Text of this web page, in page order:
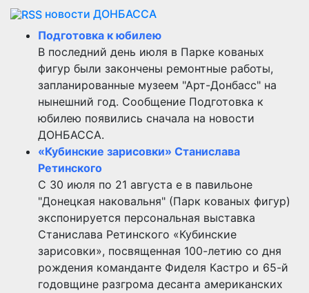
новости ДОНБАССА
Подготовка к юбилею
В последний день июля в Парке кованых
фигур были закончены ремонтные работы,
запланированные музеем "Арт-Донбасс" на
нынешний год. Сообщение Подготовка к
юбилею появились сначала на новости
ДОНБАССА.
«Кубинские зарисовки» Станислава
Ретинского
С 30 июля по 21 августа е в павильоне
"Донецкая наковальня" (Парк кованых фигур)
экспонируется персональная выставка
Станислава Ретинского «Кубинские
зарисовки», посвященная 100-летию со дня
рождения команданте Фиделя Кастро и 65-й
годовщине разгрома десанта американских